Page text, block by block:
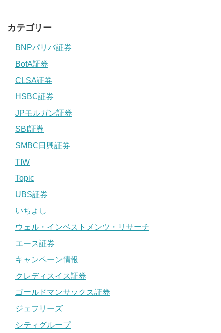
カテゴリー
BNPパリバ証券
BofA証券
CLSA証券
HSBC証券
JPモルガン証券
SBI証券
SMBC日興証券
TIW
Topic
UBS証券
いちよし
ウェル・インベストメンツ・リサーチ
エース証券
キャンペーン情報
クレディスイス証券
ゴールドマンサックス証券
ジェフリーズ
シティグループ